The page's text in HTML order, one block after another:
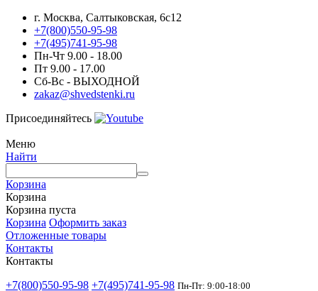
г. Москва, Салтыковская, 6с12
+7(800)550-95-98
+7(495)741-95-98
Пн-Чт 9.00 - 18.00
Пт 9.00 - 17.00
Сб-Вс - ВЫХОДНОЙ
zakaz@shvedstenki.ru
Присоединяйтесь
Меню
Найти
Корзина
Корзина
Корзина пуста
Корзина Оформить заказ
Отложенные товары
Контакты
Контакты
+7(800)550-95-98 +7(495)741-95-98 Пн-Пт: 9:00-18:00